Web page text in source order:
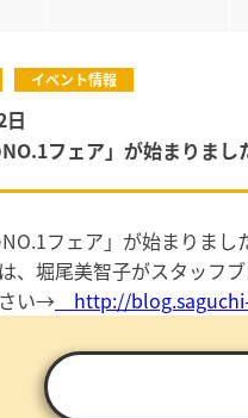
イベント情報
フェア」が始まりまし
フェア」が始まりまし
、堀尾美智子がスタッフブ
い→ http://